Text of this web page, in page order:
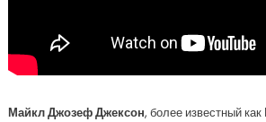
Майкл Джозеф Джексон, более известный